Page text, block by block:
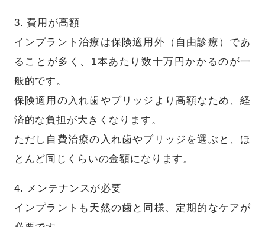
3. 費用が高額
インプラント治療は保険適用外（自由診療）であ
ることが多く、1本あたり数十万円かかるのが一
般的です。
保険適用の入れ歯やブリッジより高額なため、経
済的な負担が大きくなります。
ただし自費治療の入れ歯やブリッジを選ぶと、ほ
とんど同じくらいの金額になります。
4. メンテナンスが必要
インプラントも天然の歯と同様、定期的なケアが